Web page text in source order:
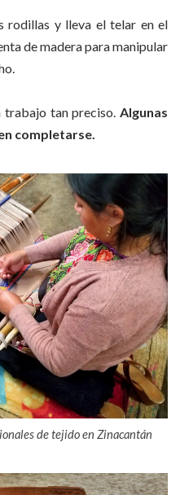
rodillas y lleva el telar en el
de madera para manipular
trabajo tan preciso. Algunas
completarse.
de tejido en Zinacantán